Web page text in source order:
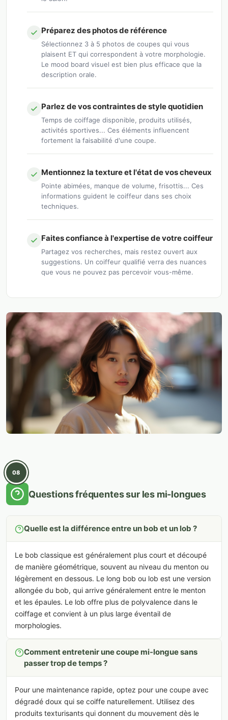
Préparez des photos de référence
Sélectionnez 3 à 5 photos de coupes qui vous
plaisent ET qui correspondent à votre morphologie.
Le mood board visuel est bien plus efficace que la
description orale.
Parlez de vos contraintes de style quotidien
Temps de coiffage disponible, produits utilisés,
activités sportives... Ces éléments influencent
fortement la faisabilité d'une coupe.
Mentionnez la texture et l'état de vos cheveux
Pointe abimées, manque de volume, frisottis... Ces
informations guident le coiffeur dans ses choix
techniques.
Faites confiance à l'expertise de votre coiffeur
Partagez vos recherches, mais restez ouvert aux
suggestions. Un coiffeur qualifié verra des nuances
que vous ne pouvez pas percevoir vous-même.
08
Questions fréquentes sur les mi-longues
Quelle est la différence entre un bob et un lob ?
Le bob classique est généralement plus court et découpé
de manière géométrique, souvent au niveau du menton ou
légèrement en dessous. Le long bob ou lob est une version
allongée du bob, qui arrive généralement entre le menton
et les épaules. Le lob offre plus de polyvalence dans le
coiffage et convient à un plus large éventail de
morphologies.
Comment entretenir une coupe mi-longue sans
passer trop de temps ?
Pour une maintenance rapide, optez pour une coupe avec
dégradé doux qui se coiffe naturellement. Utilisez des
produits texturisants qui donnent du mouvement dès le